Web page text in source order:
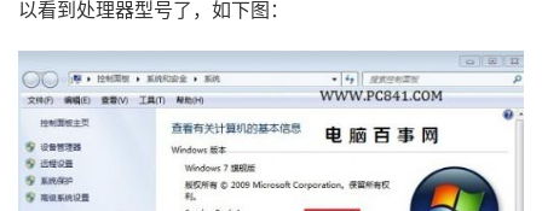
以看到处理器型号了，如下图：